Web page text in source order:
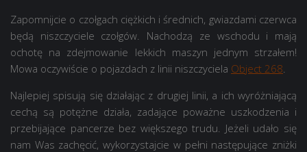
Zapomnijcie o czołgach ciężkich i średnich, gwiazdami czerwca
będą niszczyciele czołgów. Nachodzą ze wschodu i mają
ochotę na zdejmowanie lekkich maszyn jednym strzałem!
Mowa oczywiście o pojazdach z linii niszczyciela Object 268.
Najlepiej spisują się działając z drugiej linii, a ich wyróżniającą
cechą są potężne działa, zadające poważne uszkodzenia i
przebijające pancerze bez większego trudu. Jeżeli udało się
nam Was zachęcić, wykorzystajcie w pełni następujące zniżki